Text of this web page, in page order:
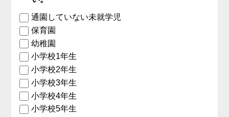
通園していない未就学児
保育園
幼稚園
小学校1年生
小学校2年生
小学校3年生
小学校4年生
小学校5年生